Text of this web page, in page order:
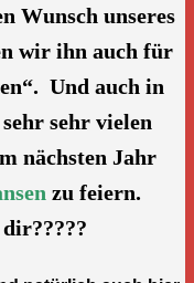
Wunsch unseres
wir ihn auch für
Und auch in
sehr vielen
nächsten Jahr
zu feiern.